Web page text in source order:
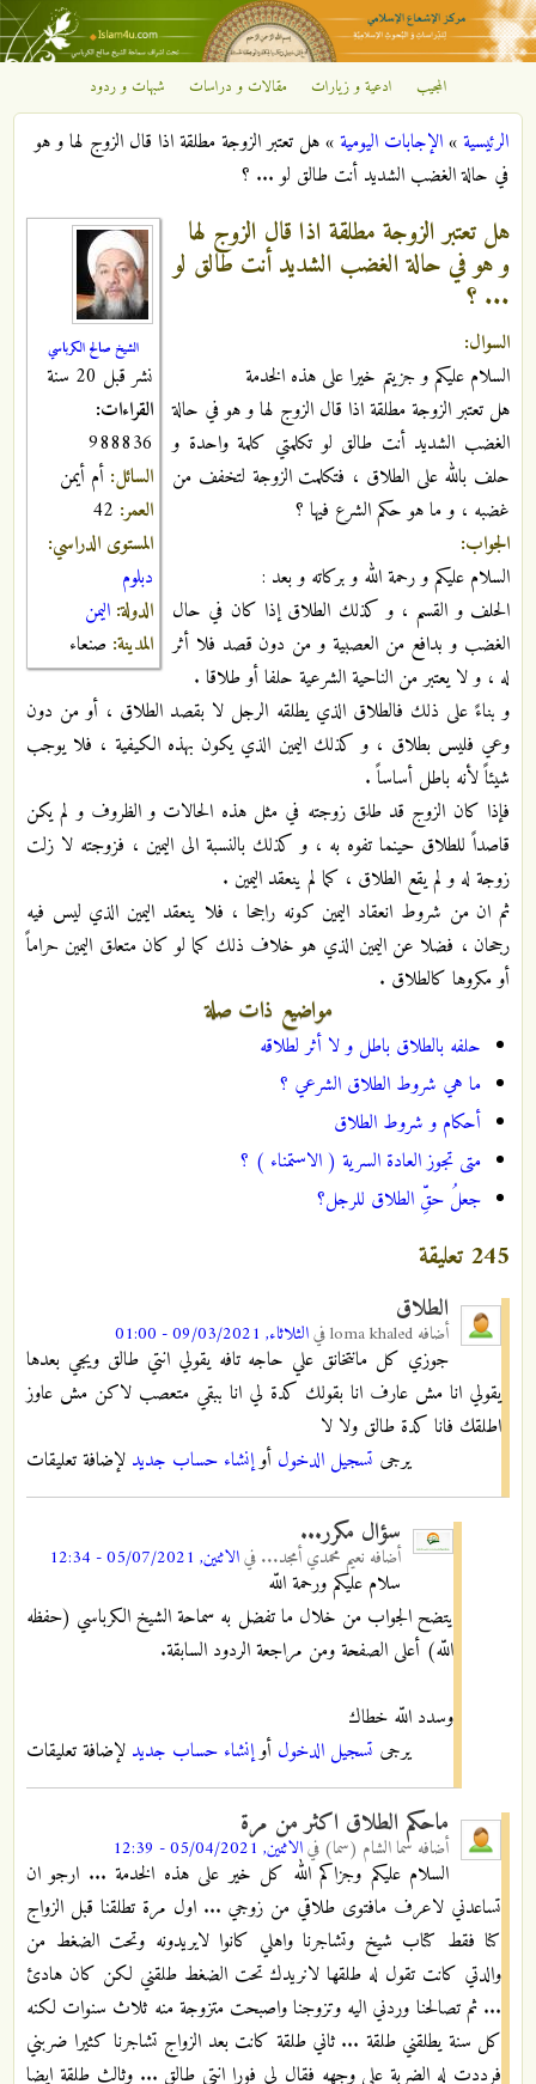
تجاوز إلى المحتوى الرئيسي
مركز
الإشعاع
الإسلامي
المجيب ادعية و زيارات مقالات و دراسات شبهات و ردود
أنت هنا
الرئيسية»الإجابات اليومية»هل تعتبر الزوجة مطلقة اذا قال الزوج لها و هو
في حالة الغضب الشديد أنت طالق لو ... ؟
الشيخ صالح الكرباسي
نشر قبل 20 سنة
القراءات:
988836
السائل: أم أيمن
العمر: 42
المستوى الدراسي:
دبلوم
الدولة: اليمن
المدينة: صنعاء
هل تعتبر الزوجة مطلقة اذا قال الزوج لها
و هو في حالة الغضب الشديد أنت طالق لو
... ؟
السوال:
السلام عليكم و جزيتم خيرا على هذه الخدمة
هل تعتبر الزوجة مطلقة اذا قال الزوج لها و هو في حالة
الغضب الشديد أنت طالق لو تكلمتي كلمة واحدة و
حلف بالله على الطلاق ، فتكلمت الزوجة لتخفف من
غضبه ، و ما هو حكم الشرع فيها ؟
الجواب:
السلام عليكم و رحمة الله و بركاته و بعد :
الحلف و القسم ، و كذلك الطلاق إذا كان في حال
الغضب و بدافع من العصبية و من دون قصد فلا أثر
له ، و لا يعتبر من الناحية الشرعية حلفا أو طلاقا .
و بناءً على ذلك فالطلاق الذي يطلقه الرجل لا بقصد الطلاق ، أو من دون
وعي فليس بطلاق ، و كذلك اليمين الذي يكون بهذه الكيفية ، فلا يوجب
شيئاً لأنه باطل أساساً .
فإذا كان الزوج قد طلق زوجته في مثل هذه الحالات و الظروف و لم يكن
قاصداً للطلاق حينما تفوه به ، و كذلك بالنسبة الى اليمين ، فزوجته لا زلت
زوجة له و لم يقع الطلاق ، كما لم ينعقد اليمين .
ثم ان من شروط انعقاد اليمين كونه راجحا ، فلا ينعقد اليمين الذي ليس فيه
رجحان ، فضلا عن اليمين الذي هو خلاف ذلك كما لو كان متعلق اليمين حراماً
أو مكروها كالطلاق .
مواضيع ذات صلة
حلفه بالطلاق باطل و لا أثر لطلاقه
ما هي شروط الطلاق الشرعي ؟
أحكام و شروط الطلاق
متى تجوز العادة السرية ( الاستمناء ) ؟
جعلُ حقِّ الطلاق للرجل؟
245 تعليقة
الطلاق
أضافه loma khaledفيالثلاثاء, 09/03/2021 - 01:00
جوزي كل مانتخانق علي حاجه تافه يقولي انتي طالق ويجي بعدها
يقولي انا مش عارف انا بقولك كدة لي انا ببقي متعصب لاكن مش عاوز
اطلقك فانا كدة طالق ولا لا
يرجى تسجيل الدخول أوإنشاء حساب جديد لإضافة تعليقات
سؤال مكرر...
أضافه نعيم محمدي أمجد... فيالاثنين, 05/07/2021 - 12:34
سلام عليكم ورحمة اللّه
يتضح الجواب من خلال ما تفضل به سماحة الشيخ الكرباسي (حفظه
اللّه) أعلى الصفحة ومن مراجعة الردود السابقة.
وسدد اللّه خطاك
يرجى تسجيل الدخول أوإنشاء حساب جديد لإضافة تعليقات
ماحكم الطلاق اكثر من مرة
أضافه سما الشام (سما) فيالاثنين, 05/04/2021 - 12:39
السلام عليكم وجزاكم الله كل خير على هذه الخدمة ... ارجو ان
تساعدني لاعرف مافتوى طلاقي من زوجي ... اول مرة تطلقنا قبل الزواج
كنا فقط كتاب شيخ وتشاجرنا واهلي كانوا لايريدونه وتحت الضغط من
والدتي كانت تقول له طلقها لانريدك تحت الضغط طلقني لكن كان هادئ
... ثم تصالحنا وردني اليه وتزوجنا واصبحت متزوجة منه ثلاث سنوات لكنه
كل سنة يطلقني طلقة ... ثاني طلقة كانت بعد الزواج تشاجرنا كثيرا ضربني
فرددت له الضربة على وجهه فقال لي فورا انتي طالق ... وثالث طلقة ايضا